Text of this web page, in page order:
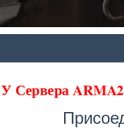
У Сервера